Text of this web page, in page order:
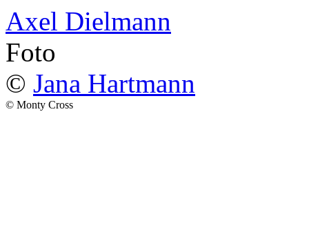
Axel Dielmann
Foto
© Jana Hartmann
© Monty Cross